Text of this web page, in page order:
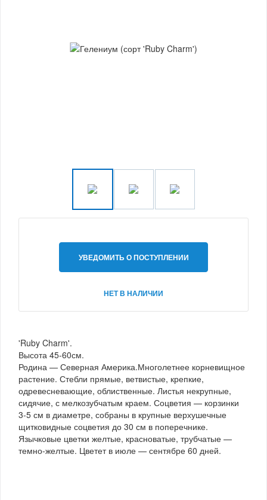
УВЕДОМИТЬ О ПОСТУПЛЕНИИ
НЕТ В НАЛИЧИИ
'Ruby Charm'.
Высота 45-60см.
Родина — Северная Америка.Многолетнее корневищное
растение. Стебли прямые, ветвистые, крепкие,
одревесневающие, облиственные. Листья некрупные,
сидячие, с мелкозубчатым краем. Соцветия — корзинки
3-5 см в диаметре, собраны в крупные верхушечные
щитковидные соцветия до 30 см в поперечнике.
Язычковые цветки желтые, красноватые, трубчатые —
темно-желтые. Цветет в июле — сентябре 60 дней.